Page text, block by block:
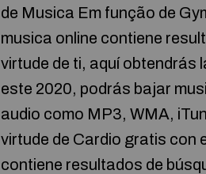
de Musica Em função de
musica online contiene
virtude de ti, aquí obtendrás
este 2020, podrás bajar
audio como MP3, WMA,
virtude de Cardio gratis con
contiene resultados de